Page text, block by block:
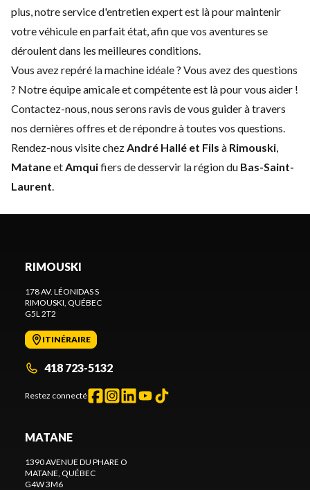
plus, notre service d'entretien expertest là pour maintenir
votre véhicule en parfait état, afin que vos aventures se
déroulent dans les meilleures conditions.
Vous avez repéré la machine idéale ? Vous avez des questions
? Notre équipe amicale et compétente est là pour vous aider !
Contactez-nous, nous serons ravis de vous guider à travers
nos dernières offres et de répondre à toutes vos questions.
Rendez-nous visite chezAndré Hallé et Fils à Rimouski,
MataneetAmquifiers de desservir la région du Bas-Saint-
Laurent.
RIMOUSKI
178 AV. LÉONIDAS S
RIMOUSKI , QUÉBEC
G5L 2T2
ITINÉRAIRE
418 723-5132
Restez connecté
MATANE
1390 AVENUE DU PHARE O
MATANE , QUÉBEC
G4W 3M6